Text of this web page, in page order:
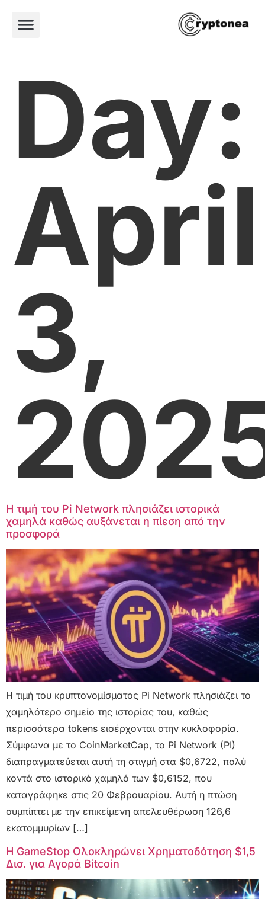
Day:
April
3,
Η τιμή του Pi Network πλησιάζει ιστορικά
χαμηλά καθώς αυξάνεται η πίεση από την
προσφορά
Η τιμή του κρυπτονομίσματος Pi Network πλησιάζει το
χαμηλότερο σημείο της ιστορίας του, καθώς
περισσότερα tokens εισέρχονται στην κυκλοφορία.
Σύμφωνα με το CoinMarketCap, το Pi Network (PI)
διαπραγματεύεται αυτή τη στιγμή στα $0,6722, πολύ
κοντά στο ιστορικό χαμηλό των $0,6152, που
καταγράφηκε στις 20 Φεβρουαρίου. Αυτή η πτώση
συμπίπτει με την επικείμενη απελευθέρωση 126,6
εκατομμυρίων […]
Η GameStop Ολοκληρώνει Χρηματοδότηση $1,5
Δισ. για Αγορά Bitcoin